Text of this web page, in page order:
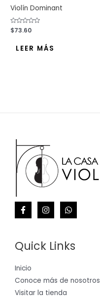
Violín Dominant
Valorado
con
$73.60
LEER MÁS
Quick Links
Inicio
Conoce más de nosotros
Visitar la tienda